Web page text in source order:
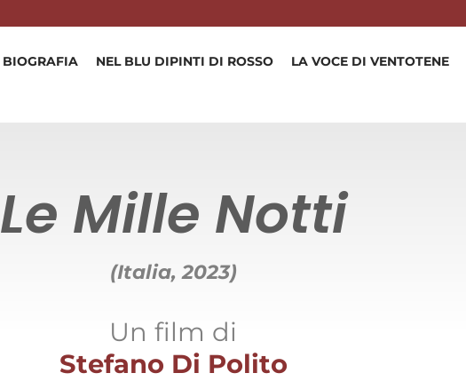
BIOGRAFIA NEL BLU DIPINTI DI ROSSO LA VOCE DI VENTOTENE
Le Mille Notti
(Italia, 2023)
Un film di
Stefano Di Polito